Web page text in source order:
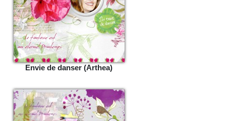
Envie de danser (Arthea)